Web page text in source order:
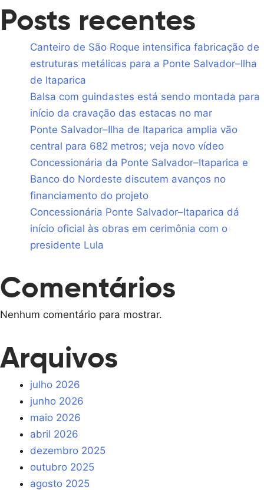
Posts recentes
Canteiro de São Roque intensifica fabricação de
estruturas metálicas para a Ponte Salvador–Ilha
de Itaparica
Balsa com guindastes está sendo montada para
início da cravação das estacas no mar
Ponte Salvador–Ilha de Itaparica amplia vão
central para 682 metros; veja novo vídeo
Concessionária da Ponte Salvador–Itaparica e
Banco do Nordeste discutem avanços no
financiamento do projeto
Concessionária Ponte Salvador–Itaparica dá
início oficial às obras em cerimônia com o
presidente Lula
Comentários
Nenhum comentário para mostrar.
Arquivos
julho 2026
junho 2026
maio 2026
abril 2026
dezembro 2025
outubro 2025
agosto 2025